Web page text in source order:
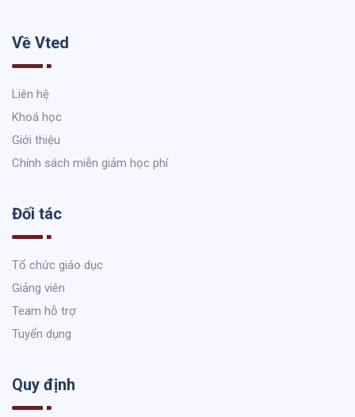
Về Vted
Liên hệ
Khoá học
Giới thiệu
Chính sách miễn giảm học phí
Đối tác
Tổ chức giáo dục
Giảng viên
Team hỗ trợ
Tuyển dụng
Quy định